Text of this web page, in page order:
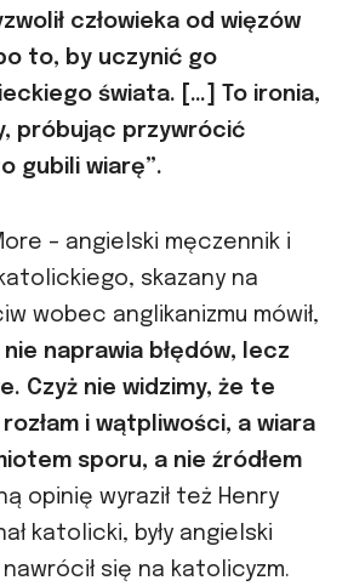
człowieka od więzów
to, by uczynić go
świata. […] To ironia,
próbując przywrócić
gubili wiarę”.
– angielski męczennik i
skazany na
wobec anglikanizmu mówił,
naprawia błędów, lecz
Czyż nie widzimy, że te
i wątpliwości, a wiara
sporu, a nie źródłem
opinię wyraził też Henry
katolicki, były angielski
się na katolicyzm.